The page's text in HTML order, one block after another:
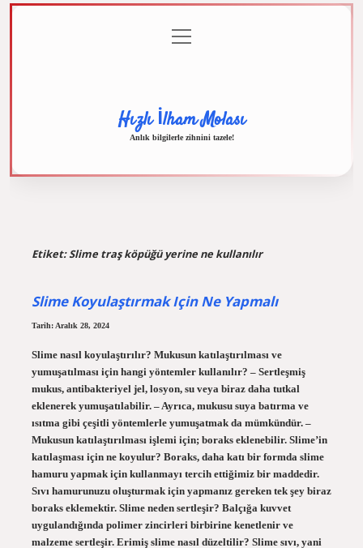
menüyü
aç
Hızlı İlham Molası
Anlık bilgilerle zihnini tazele!
Etiket:Slime traş köpüğü yerine ne kullanılır
Slime Koyulaştırmak Için Ne Yapmalı
Tarih: Aralık 28, 2024
Slime nasıl koyulaştırılır? Mukusun katılaştırılması ve
yumuşatılması için hangi yöntemler kullanılır? – Sertleşmiş
mukus, antibakteriyel jel, losyon, su veya biraz daha tutkal
eklenerek yumuşatılabilir. – Ayrıca, mukusu suya batırma ve
ısıtma gibi çeşitli yöntemlerle yumuşatmak da mümkündür. –
Mukusun katılaştırılması işlemi için; boraks eklenebilir. Slime’in
katılaşması için ne koyulur? Boraks, daha katı bir formda slime
hamuru yapmak için kullanmayı tercih ettiğimiz bir maddedir.
Sıvı hamurunuzu oluşturmak için yapmanız gereken tek şey biraz
boraks eklemektir. Slime neden sertleşir? Balçığa kuvvet
uygulandığında polimer zincirleri birbirine kenetlenir ve
malzeme sertleşir. Erimiş slime nasıl düzeltilir? Slime sıvı, yani